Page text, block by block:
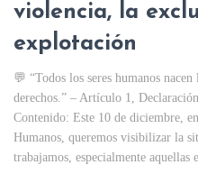
violencia, la
explotación
💬 “Todos los seres humanos
derechos.” – Artículo 1,
Contenido: Este 10 de diciembre,
Humanos, queremos visibilizar la
trabajamos, especialmente aquellas